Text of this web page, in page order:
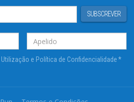
SUBSCREVER
e Política de Confidencialidade*